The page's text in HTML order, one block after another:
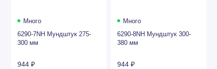
Много
6290-7NH Мундштук 275-
300 мм
944 ₽
Много
6290-8NH Мундштук 300-
380 мм
944 ₽